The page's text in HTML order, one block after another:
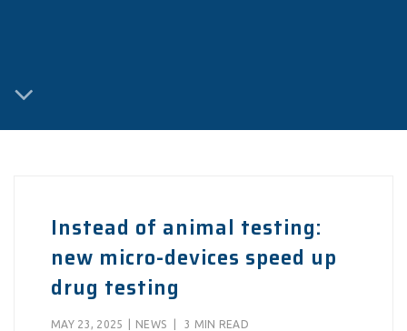
Instead of animal testing:
new micro-devices speed up
drug testing
MAY 23, 2025 NEWS 3 MIN READ